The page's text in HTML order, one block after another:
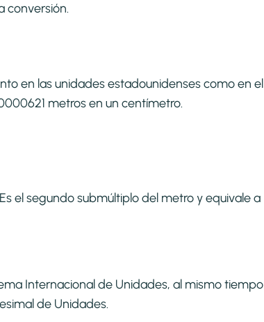
conversión.
en las unidades estadounidenses como en el
metros en un centímetro.
el segundo submúltiplo del metro y equivale a
Internacional de Unidades, al mismo tiempo
de Unidades.